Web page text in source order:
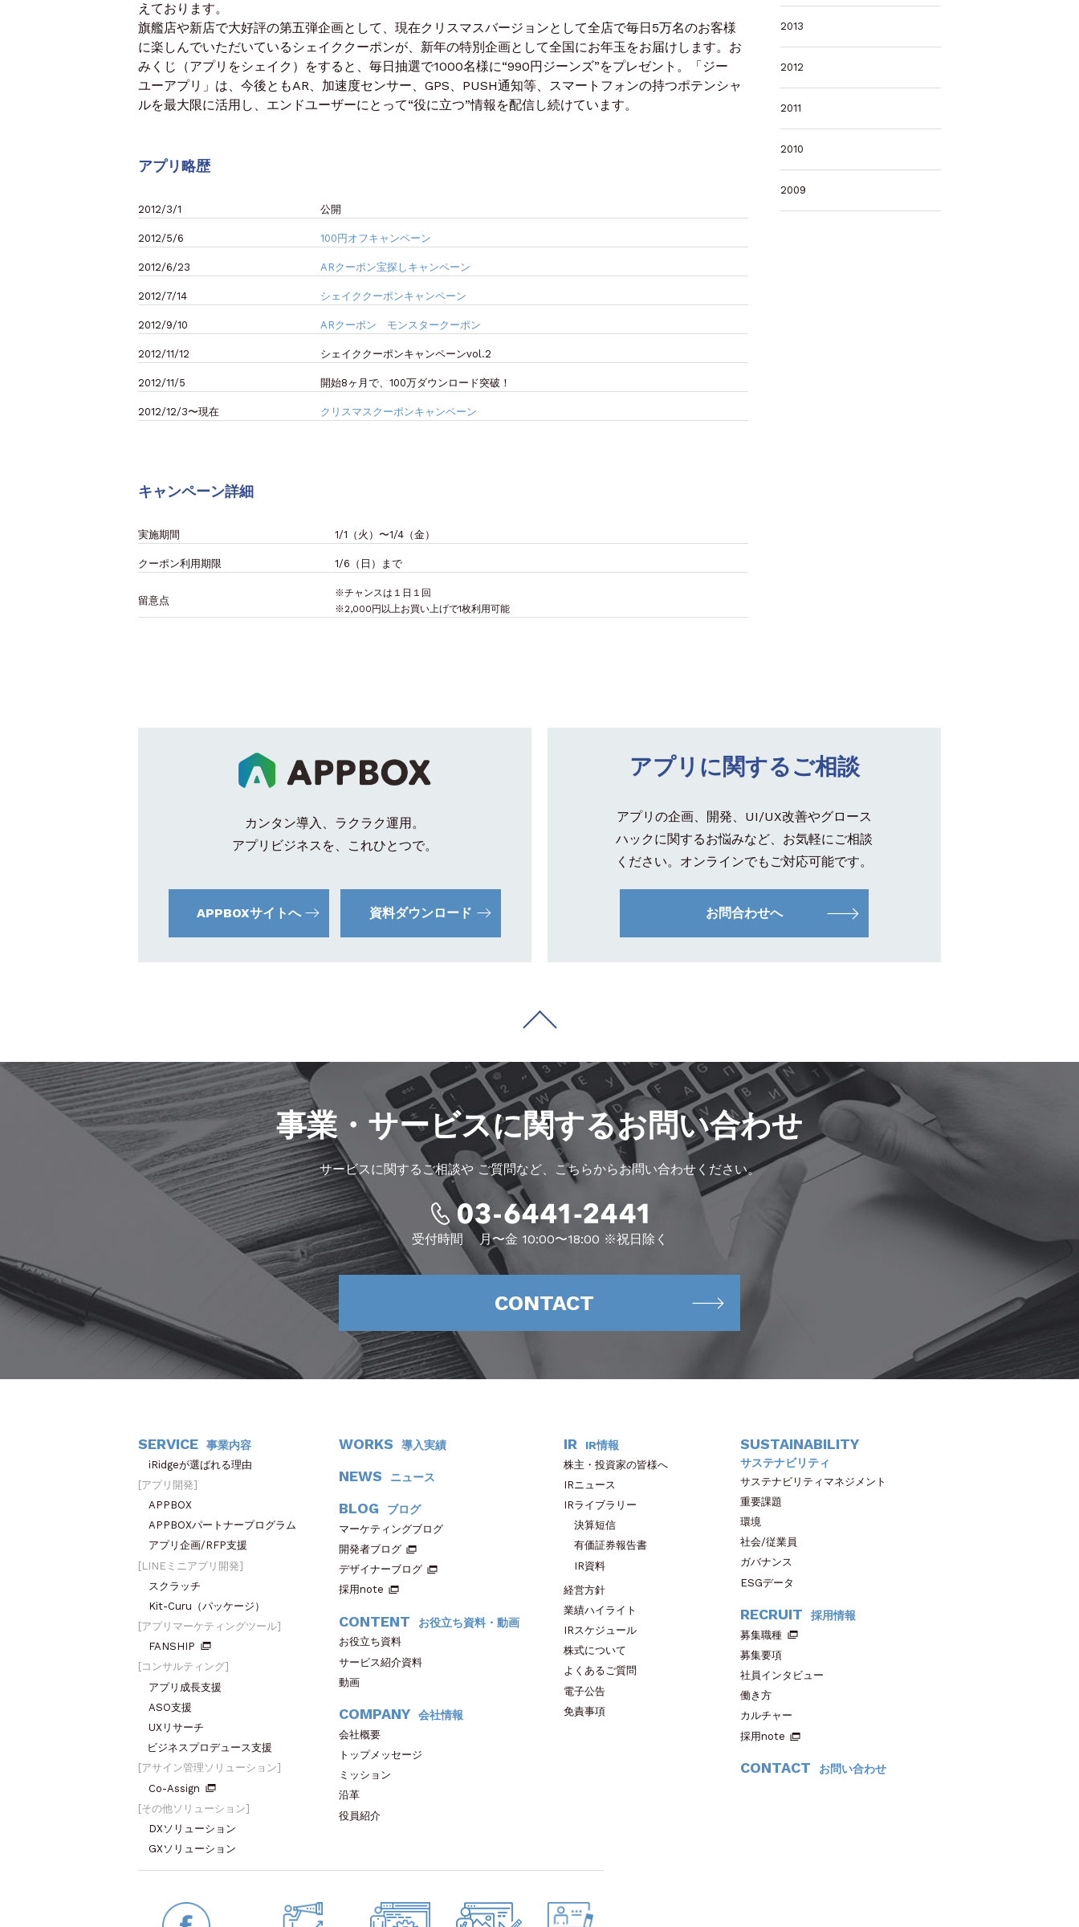
えております。
旗艦店や新店で大好評の第五弾企画として、現在クリスマスバージョンとして全店で毎日5万名のお客様
に楽しんでいただいているシェイククーポンが、新年の特別企画として全国にお年玉をお届けします。お
みくじ（アプリをシェイク）をすると、毎日抽選で1000名様に“990円ジーンズ”をプレゼント。「ジー
ユーアプリ」は、今後ともAR、加速度センサー、GPS、PUSH通知等、スマートフォンの持つポテンシャ
ルを最大限に活用し、エンドユーザーにとって“役に立つ”情報を配信し続けています。
アプリ略歴
2012/3/1 公開
2012/5/6 100円オフキャンペーン
2012/6/23 ARクーポン宝探しキャンペーン
2012/7/14 シェイククーポンキャンペーン
2012/9/10 ARクーポン モンスタークーポン
2012/11/12 シェイククーポンキャンペーンvol.2
2012/11/5 開始8ヶ月で、100万ダウンロード突破！
2012/12/3〜現在 クリスマスクーポンキャンペーン
キャンペーン詳細
実施期間 1/1（火）〜1/4（金）
クーポン利用期限 1/6（日）まで
留意点
※チャンスは１日１回
※2,000円以上お買い上げで1枚利用可能
2013
2012
2011
2010
2009
カンタン導入、ラクラク運用。
アプリビジネスを、これひとつで。
APPBOXサイトへ 資料ダウンロード
アプリに関するご相談
アプリの企画、開発、UI/UX改善やグロース
ハックに関するお悩みなど、お気軽にご相談
ください。オンラインでもご対応可能です。
お問合わせへ
事業・サービスに関するお問い合わせ
サービスに関するご相談やご質問など、こちらからお問い合わせください。
受付時間 月〜金 10:00〜18:00 ※祝日除く
CONTACT
SERVICE 事業内容
iRidgeが選ばれる理由
アプリ開発
APPBOX
APPBOXパートナープログラム
アプリ企画/RFP支援
LINEミニアプリ開発
スクラッチ
Kit-Curu（パッケージ）
アプリマーケティングツール
FANSHIP
コンサルティング
アプリ成長支援
ASO支援
UXリサーチ
ビジネスプロデュース支援
アサイン管理ソリューション
Co-Assign
その他ソリューション
DXソリューション
GXソリューション
WORKS 導入実績
NEWS ニュース
BLOG ブログ
マーケティングブログ
開発者ブログ
デザイナーブログ
採用note
CONTENT お役立ち資料・動画
お役立ち資料
サービス紹介資料
動画
COMPANY 会社情報
会社概要
トップメッセージ
ミッション
沿革
役員紹介
IR IR情報
株主・投資家の皆様へ
IRニュース
IRライブラリー
決算短信
有価証券報告書
IR資料
経営方針
業績ハイライト
IRスケジュール
株式について
よくあるご質問
電子公告
免責事項
SUSTAINABILITY
サステナビリティ
サステナビリティマネジメント
重要課題
環境
社会/従業員
ガバナンス
ESGデータ
RECRUIT 採用情報
募集職種
募集要項
社員インタビュー
働き方
カルチャー
採用note
CONTACT お問い合わせ